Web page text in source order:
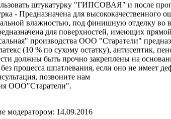
штукатурку "ГИПСОВАЯ" и после
- Предназначена для
влажностью, под финишную отделку во
для поверхностей, имеющих
производства ООО "Старатели"
(10 % по сухому остатку), антисептик,
должны быть прочно закреплены на
процесса шпатлевания, если оно не имеет
позвоните нам
ООО"Старатели".
модератором: 14.09.2016